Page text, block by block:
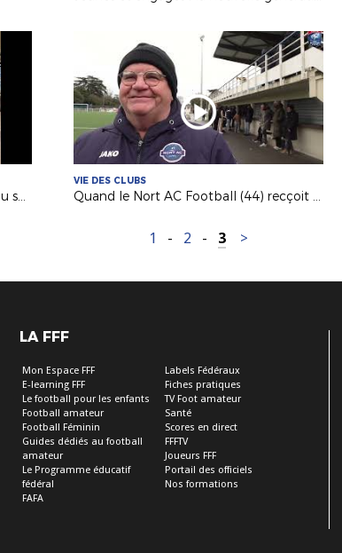
Mag' des Clubs : le soutien scolaire au sein de l'AS Saint-Hilaire Vihiers Saint-Paul
VIE DES CLUBS
Quand le Nort AC Football (44) recçoit des matches du Pôle Espoirs
1 - 2 - 3 >
LA FFF
Mon Espace FFF
E-learning FFF
Le football pour les enfants
Football amateur
Football Féminin
Guides dédiés au football
amateur
Le Programme éducatif
fédéral
FAFA
Labels Fédéraux
Fiches pratiques
TV Foot amateur
Santé
Scores en direct
FFFTV
Joueurs FFF
Portail des officiels
Nos formations